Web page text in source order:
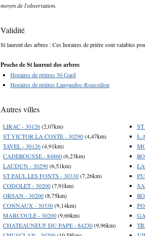
moyen de l'observation.
Validité
St laurent des arbres : Ces horaires de prière sont valables
Proche de St laurent des arbres
Horaires de prières 30 Gard
Horaires de prières Languedoc-Roussillon
Autres villes
LIRAC - 30126(2,07km)
ST VICTOR LA COSTE - 30290(4,47km)
TAVEL - 30126(4,91km)
CADEROUSSE - 84860(6,23km)
LAUDUN - 30290(6,51km)
ST PAUL LES FONTS - 30330(7,26km)
CODOLET - 30200(7,91km)
ORSAN - 30200(8,75km)
CONNAUX - 30330(9,14km)
MARCOULE - 30200(9,66km)
CHATEAUNEUF DU PAPE - 84230(9,96km)
L